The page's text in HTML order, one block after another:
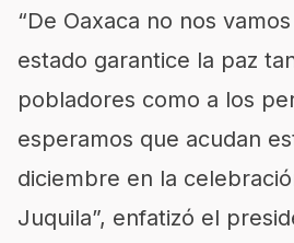
“De Oaxaca no nos
estado garantice la paz
pobladores como a los
esperamos que acudan
diciembre en la
Juquila”, enfatizó el